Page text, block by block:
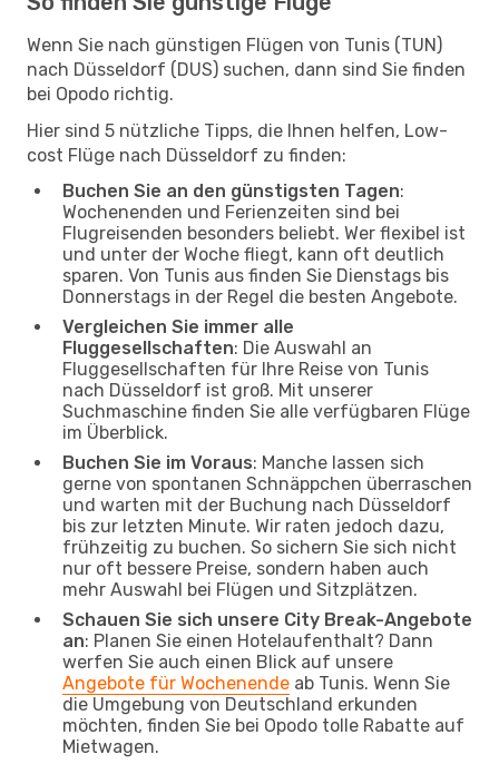
Wenn Sie nach günstigen Flügen von Tunis (TUN)
nach Düsseldorf (DUS) suchen, dann sind Sie finden
bei Opodo richtig.
Hier sind 5 nützliche Tipps, die Ihnen helfen, Low-
cost Flüge nach Düsseldorf zu finden:
Buchen Sie an den günstigsten Tagen:
Wochenenden und Ferienzeiten sind bei
Flugreisenden besonders beliebt. Wer flexibel ist
und unter der Woche fliegt, kann oft deutlich
sparen. Von Tunis aus finden Sie Dienstags bis
Donnerstags in der Regel die besten Angebote.
Vergleichen Sie immer alle
Fluggesellschaften: Die Auswahl an
Fluggesellschaften für Ihre Reise von Tunis
nach Düsseldorf ist groß. Mit unserer
Suchmaschine finden Sie alle verfügbaren Flüge
im Überblick.
Buchen Sie im Voraus: Manche lassen sich
gerne von spontanen Schnäppchen überraschen
und warten mit der Buchung nach Düsseldorf
bis zur letzten Minute. Wir raten jedoch dazu,
frühzeitig zu buchen. So sichern Sie sich nicht
nur oft bessere Preise, sondern haben auch
mehr Auswahl bei Flügen und Sitzplätzen.
Schauen Sie sich unsere City Break-Angebote
an: Planen Sie einen Hotelaufenthalt? Dann
werfen Sie auch einen Blick auf unsere
Angebote für Wochenende ab Tunis. Wenn Sie
die Umgebung von Deutschland erkunden
möchten, finden Sie bei Opodo tolle Rabatte auf
Mietwagen.